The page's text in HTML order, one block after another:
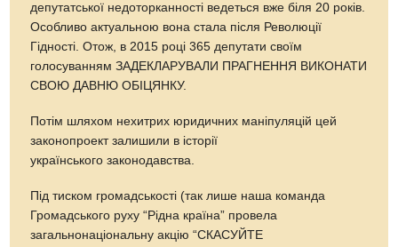
депутатської недоторканності ведеться вже біля 20 років.
Особливо актуальною вона стала після Революції
Гідності. Отож, в 2015 році 365 депутати своїм
голосуванням ЗАДЕКЛАРУВАЛИ ПРАГНЕННЯ ВИКОНАТИ
СВОЮ ДАВНЮ ОБІЦЯНКУ.
Потім шляхом нехитрих юридичних маніпуляцій цей
законопроект залишили в історії
українського законодавства.
Під тиском громадськості (так лише наша команда
Громадського руху “Рідна країна” провела
загальнонаціональну акцію “СКАСУЙТЕ